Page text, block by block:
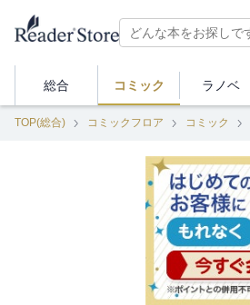
総合 コミック ラノベ
TOP(総合) コミックフロア コミック